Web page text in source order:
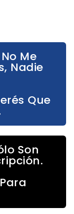
Me
Nadie
Que
Son